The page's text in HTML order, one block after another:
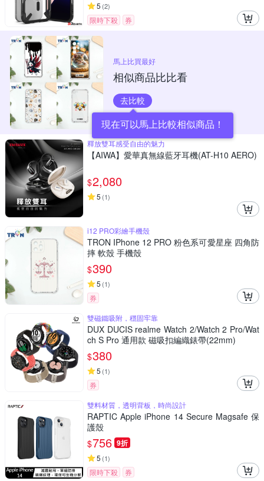
5 (2)
限時下殺 券
馬上比買最好
相似商品比比看
去比較
現在可以馬上比較相似商品！
釋放雙耳感受自由的魅力
【AIWA】愛華真無線藍牙耳機(AT-H10 AERO)
$2,080
5 (1)
i12 PRO彩繪手機殼
TRON IPhone 12 PRO 粉色系可愛星座 四角防
摔 軟殼 手機殼
$390
5 (1)
券
雙磁鐵吸附，穩固牢靠
DUX DUCIS realme Watch 2/Watch 2 Pro/Wat
ch S Pro 通用款 磁吸扣編織錶帶(22mm)
$380
5 (1)
券
雙料材質，透明背板，時尚設計
RAPTIC Apple iPhone 14 Secure Magsafe 保
護殼
$756 9折
5 (1)
限時下殺 券